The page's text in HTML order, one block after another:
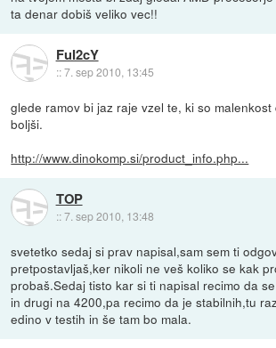
ta denar dobiš veliko vec!!
FuI2cY
::7. sep 2010, 13:45
glede ramov bi jaz raje vzel te, ki so
boljši.
http://www.dinokomp.si/product_info.php...
TOP
::7. sep 2010, 13:48
svetetko sedaj si prav napisal,sam sem ti
pretpostavljaš,ker nikoli ne veš koliko se kak
probaš.Sedaj tisto kar si ti napisal recimo da
in drugi na 4200,pa recimo da je stabilnih,tu
edino v testih in še tam bo mala.